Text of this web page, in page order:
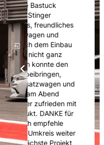
Das Team von
Immatrikulation
über die
Absolut Sach und
Tuning,
Kompetente
Kommunikation.
Anliegen ist man
nur
jeder Zeit wieder